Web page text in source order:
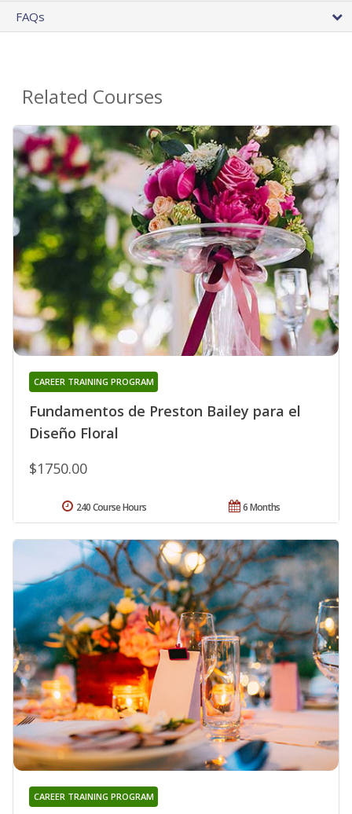
FAQs
Related Courses
Fundamentos de Preston Bailey para el
Diseño Floral
CAREER TRAINING PROGRAM
$1750.00
6 Months
240 Course Hours
CAREER TRAINING PROGRAM